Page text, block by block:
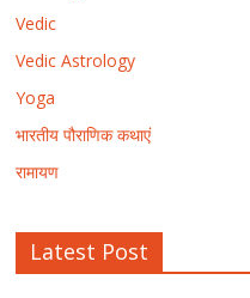
Vedic
Vedic Astrology
Yoga
भारतीय पौराणिक कथाएं
रामायण
Latest Post